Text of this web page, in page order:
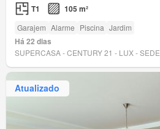
T1 105 m²
Garajem Alarme Piscina Jardim
Há 22 dias
SUPERCASA - CENTURY 21 - LUX - SEDE
Atualizado